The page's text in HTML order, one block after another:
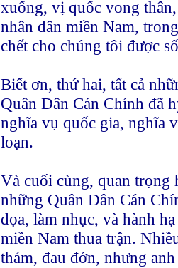
xuống, vị quốc vong
nhân dân miền Nam,
chết cho chúng tôi được
Biết ơn, thứ hai, tất cả
Quân Dân Cán Chính đã
nghĩa vụ quốc gia, nghĩa
loạn.
Và cuối cùng, quan trọng
những Quân Dân Cán
đọa, làm nhục, và hành
miền Nam thua trận.
thảm, đau đớn, nhưng